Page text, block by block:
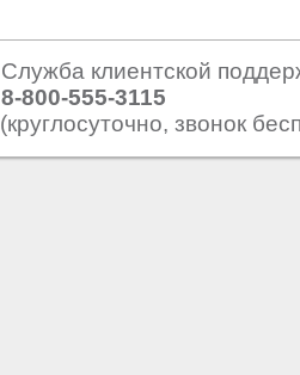
Служба клиентской
8-800-555-3115
(круглосуточно, звонок